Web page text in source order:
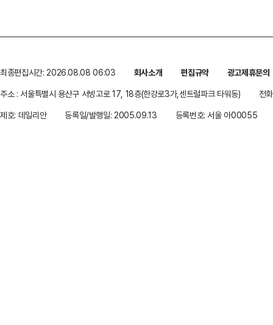
최종편집시간: 2026.08.08 06:03 회사소개 편집규약
광고제휴문의
주소 : 서울특별시 용산구 서빙고로 17, 18층(한강로3가,센트럴파크 타워동)
전
제호: 데일리안
등록일/발행일: 2005.09.13 등록번호: 서울 아00055